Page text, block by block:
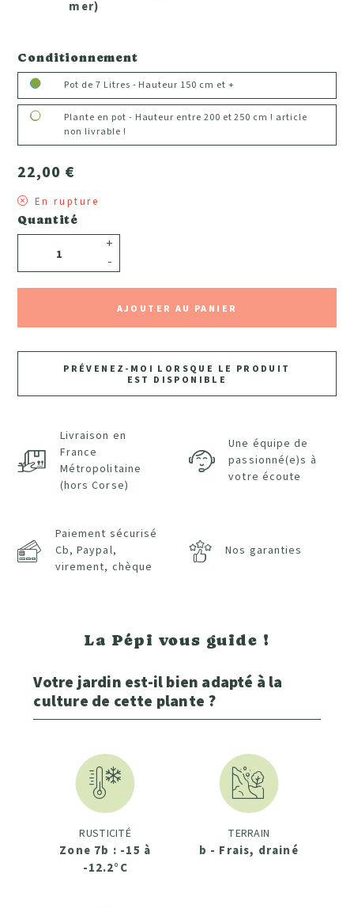
mer)
Conditionnement
Pot de 7 Litres - Hauteur 150 cm et +
Plante en pot - Hauteur entre 200 et 250 cm ! article
non livrable !
22,00 €
Quantité
-
+
AJOUTER AU PANIER
En rupture
PRÉVENEZ-MOI LORSQUE LE PRODUIT
EST DISPONIBLE
Livraison en
France
Métropolitaine
(hors Corse)
Une équipe de
passionné(e)s à
votre écoute
Paiement sécurisé
Cb, Paypal,
virement, chèque
Nos garanties
La Pépi vous guide !
Votre jardin est-il bien adapté à la
culture de cette plante ?
RUSTICITÉ
Zone 7b : -15 à
-12.2°C
TERRAIN
b - Frais, drainé